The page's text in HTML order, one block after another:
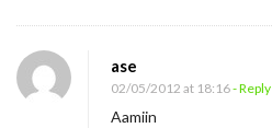
ase
02/05/2012 at 18:16- Reply
Aamiin